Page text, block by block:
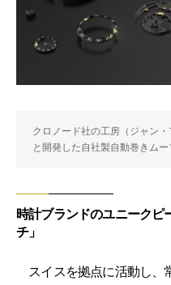
クロノード社の工房（ジャン
と開発した自社製自動巻きム
時計ブランドのユニークピ
チ」
スイスを拠点に活動し、